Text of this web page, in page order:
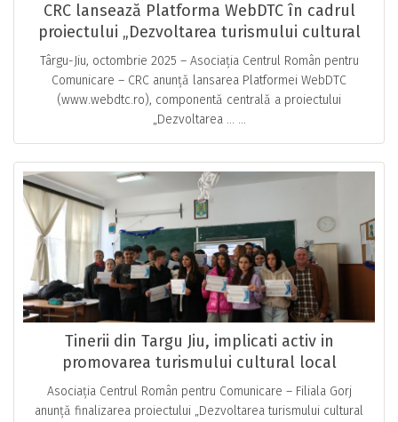
CRC lansează Platforma WebDTC în cadrul
proiectului „Dezvoltarea turismului cultural
local”
Târgu-Jiu, octombrie 2025 – Asociația Centrul Român pentru
Comunicare – CRC anunță lansarea Platformei WebDTC
(www.webdtc.ro), componentă centrală a proiectului
„Dezvoltarea … ...
Tinerii din Targu Jiu, implicati activ in
promovarea turismului cultural local
Asociația Centrul Român pentru Comunicare – Filiala Gorj
anunță finalizarea proiectului „Dezvoltarea turismului cultural